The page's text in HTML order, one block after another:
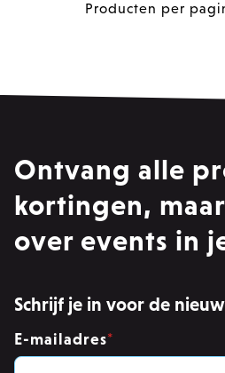
Producten per
Ontvang alle
kortingen,
over events in
Schrijf je in voor de
E-mailadres*